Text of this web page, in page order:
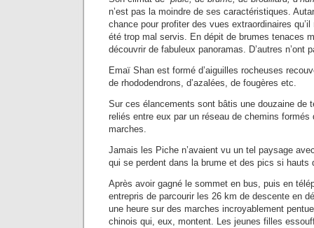
n’est pas la moindre de ses caractéristiques.
chance pour profiter des vues extraordinaires
été trop mal servis. En dépit de brumes tenaces
découvrir de fabuleux panoramas. D’autres n’ont
Emaï Shan est formé d’aiguilles rocheuses
de rhododendrons, d’azalées, de fougères etc.
Sur ces élancements sont bâtis une douzaine de
reliés entre eux par un réseau de chemins formés
marches.
Jamais les Piche n’avaient vu un tel paysage
qui se perdent dans la brume et des pics si hauts
Après avoir gagné le sommet en bus, puis en
entrepris de parcourir les 26 km de descente en
une heure sur des marches incroyablement
chinois qui, eux, montent. Les jeunes filles